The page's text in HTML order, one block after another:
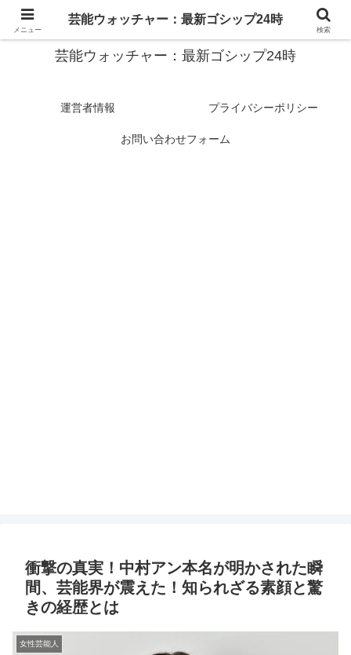
スターたちの裏側を徹底追跡！話題のゴシップがここに集結
芸能ウォッチャー：最新ゴシップ24時
運営者情報 プライバシーポリシー
お問い合わせフォーム
衝撃の真実！中村アン本名が明かされた瞬
間、芸能界が震えた！知られざる素顔と驚
きの経歴とは
女性芸能人
メニュー
芸能ウォッチャー：最新ゴシップ24時
検索